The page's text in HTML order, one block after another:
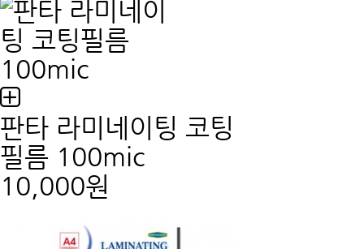
판타 라미네이팅 코팅
필름 100mic
10,000원